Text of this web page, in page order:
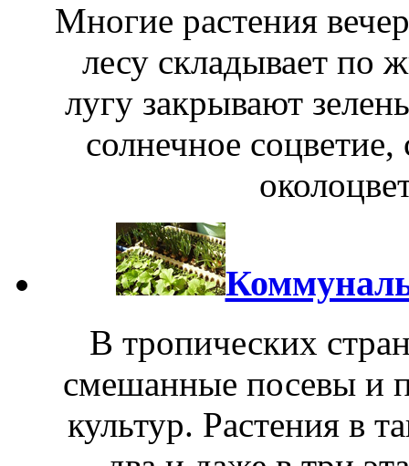
Многие растения
лесу складывает по
лугу закрывают
солнечное
В тропических
смешанные посевы и
культур. Растения в